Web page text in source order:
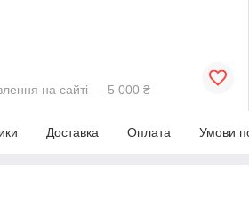
на сайті — 5 000 ₴
Доставка Оплата Умови